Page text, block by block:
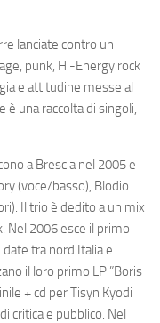
lanciate contro un
punk, Hi-Energy rock
e attitudine messe al
è una raccolta di singoli,
aBrescianel 2005 e
(voce/basso), Blodio
Il trio è dedito a un mix
Nel 2006 esce il primo
tra nord Italia e
il loro primo LP ”Boris
+ cd perTisyn Kyodi
critica e pubblico. Nel